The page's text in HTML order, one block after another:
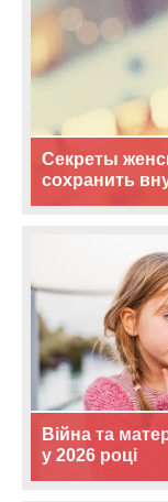
Секреты
сохранить
Війна та
у 2026 році